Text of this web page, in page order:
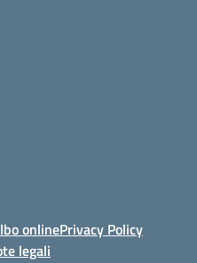
onlinePrivacy Policy
legali